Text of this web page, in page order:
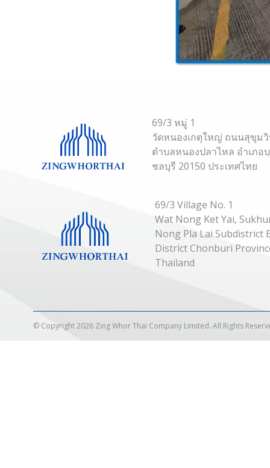
69/3 หมู่ 1
วัดหนองเกตุใหญ่ ถนนสุขุม
ตำบลหนองปลาไหล อำเภอ
ชลบุรี 20150 ประเทศไทย
69/3 Village No. 1
Wat Nong Ket Yai,
Nong Pla Lai Subdistrict
District Chonburi
Thailand
© Copyright 2026 Zing Whor Thai Company Limited. All Rights